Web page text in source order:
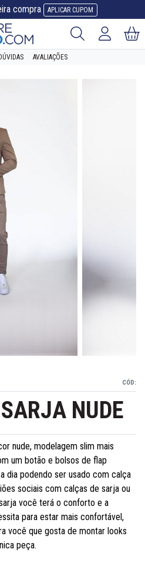
AVALIAÇÕES
CÓD:
NUDE
nude, modelagem slim mais
um botão e bolsos de flap
dia podendo ser usado com calça
sociais com calças de sarja ou
você terá o conforto e a
para estar mais confortável,
você que gosta de montar looks
peça.
compra APLICAR CUPOM